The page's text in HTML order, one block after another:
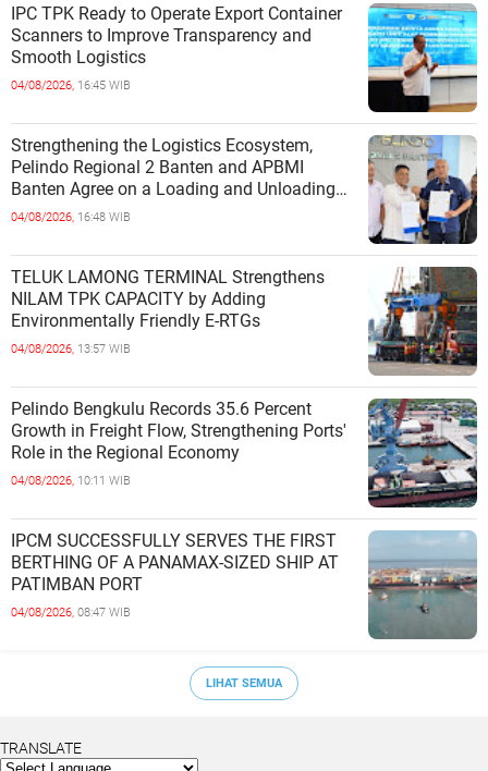
IPC TPK Ready to Operate Export Container
Scanners to Improve Transparency and
Smooth Logistics
04/08/2026, 16:45 WIB
Strengthening the Logistics Ecosystem,
Pelindo Regional 2 Banten and APBMI
Banten Agree on a Loading and Unloading
Cooperation at Ciwandan Port
04/08/2026, 16:48 WIB
TELUK LAMONG TERMINAL Strengthens
NILAM TPK CAPACITY by Adding
Environmentally Friendly E-RTGs
04/08/2026, 13:57 WIB
Pelindo Bengkulu Records 35.6 Percent
Growth in Freight Flow, Strengthening Ports'
Role in the Regional Economy
04/08/2026, 10:11 WIB
IPCM SUCCESSFULLY SERVES THE FIRST
BERTHING OF A PANAMAX-SIZED SHIP AT
PATIMBAN PORT
04/08/2026, 08:47 WIB
LIHAT SEMUA
TRANSLATE